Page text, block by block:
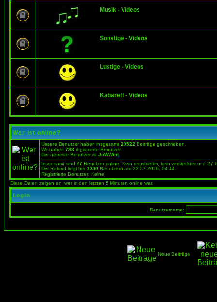
Musik - Videos
Sonstige - Videos
Lustige - Videos
Kabarett - Videos
Wer ist online?
Unsere Benutzer haben insgesamt 20522 Beiträge geschrieben.
Wir haben 788 registrierte Benutzer.
Der neueste Benutzer ist JoWWint.
Insgesamt sind 27 Benutzer online: Kein registrierter, kein versteckter und
Der Rekord liegt bei 1300 Benutzern am 22.07.2026, 04:44.
Registrierte Benutzer: Keine
Diese Daten zeigen an, wer in den letzten 5 Minuten online war.
Login
Benutzername:
Neue Beiträge